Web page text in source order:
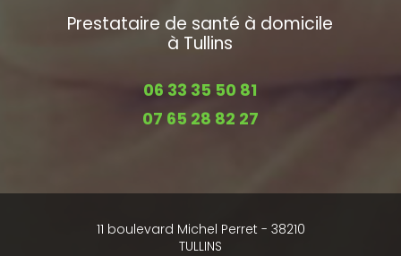
Prestataire de santé à domicile
à Tullins
06 33 35 50 81
07 65 28 82 27
11 boulevard Michel Perret - 38210
TULLINS